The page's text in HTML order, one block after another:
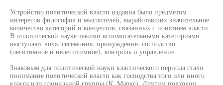
Устройство политической власти издавна было предметом
интересов философов и мыслителей, выработавших значительное
количество категорий и концептов, связанных с понятием власти.
В политической науке такими вспомогательными категориями
выступают воля, гегемония, принуждение, господство
(легитимное и нелегитимное), контроль и управление.
Знаковым для политической науки классического периода стало
понимание политической власти как господства того или иного